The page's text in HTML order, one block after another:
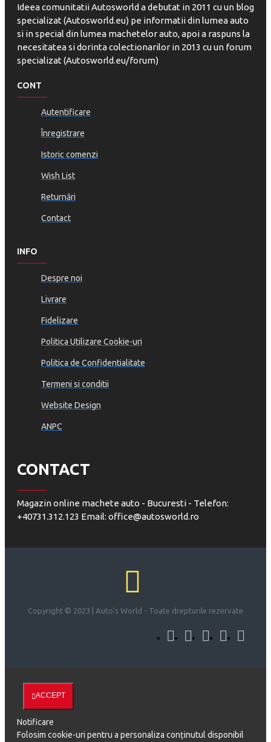
Ideea comunitatii Autosworld a debutat in 2011 cu un blog
specializat (Autosworld.eu) pe informatii din lumea auto
si in special din lumea machetelor auto, apoi a raspuns la
necesitatea si dorinta colectionarilor in 2013 cu un forum
specializat (Autosworld.eu/forum)
CONT
Autentificare
Înregistrare
Istoric comenzi
Wish List
Returnări
Contact
INFO
Despre noi
Livrare
Fidelizare
Politica Utilizare Cookie-uri
Politica de Confidentialitate
Termeni si conditii
Website Design
ANPC
CONTACT
Magazin online machete auto - Bucuresti - Telefon:
+40731.312.123 Email: office@autosworld.ro
Copyright © 2023 | Auto's World - Toate drepturile rezervate
ACCEPT
Notificare
Folosim cookie-uri pentru a personaliza conținutul disponibil